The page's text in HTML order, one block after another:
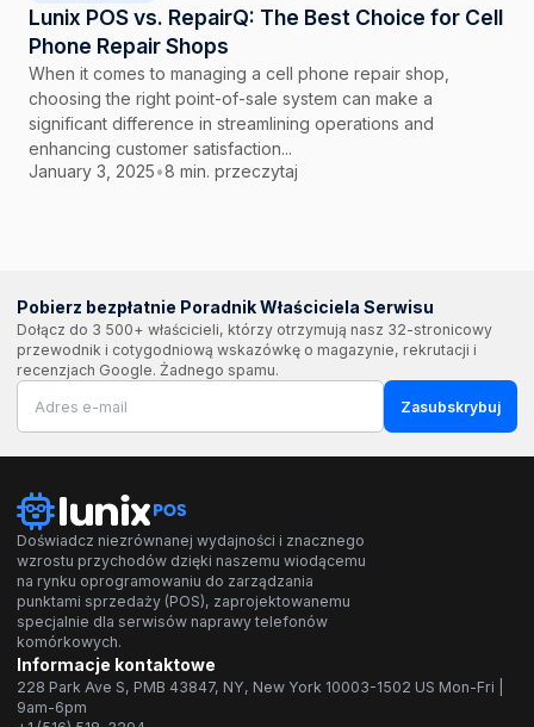
Lunix POS vs. RepairQ: The Best Choice for Cell
Phone Repair Shops
When it comes to managing a cell phone repair shop,
choosing the right point-of-sale system can make a
significant difference in streamlining operations and
enhancing customer satisfaction...
January 3, 2025•8 min. przeczytaj
Pobierz bezpłatnie Poradnik Właściciela Serwisu
Dołącz do 3 500+ właścicieli, którzy otrzymują nasz 32-stronicowy
przewodnik i cotygodniową wskazówkę o magazynie, rekrutacji i
recenzjach Google. Żadnego spamu.
Zasubskrybuj
Doświadcz niezrównanej wydajności i znacznego
wzrostu przychodów dzięki naszemu wiodącemu
na rynku oprogramowaniu do zarządzania
punktami sprzedaży (POS), zaprojektowanemu
specjalnie dla serwisów naprawy telefonów
komórkowych.
Informacje kontaktowe
228 Park Ave S, PMB 43847, NY, New York 10003-1502 US Mon-Fri |
9am-6pm